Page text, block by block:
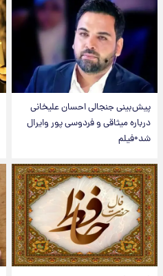
پیش‌بینی جنجالی احسان علیخانی
درباره میثاقی و فردوسی پور وایرال
شد+فیلم